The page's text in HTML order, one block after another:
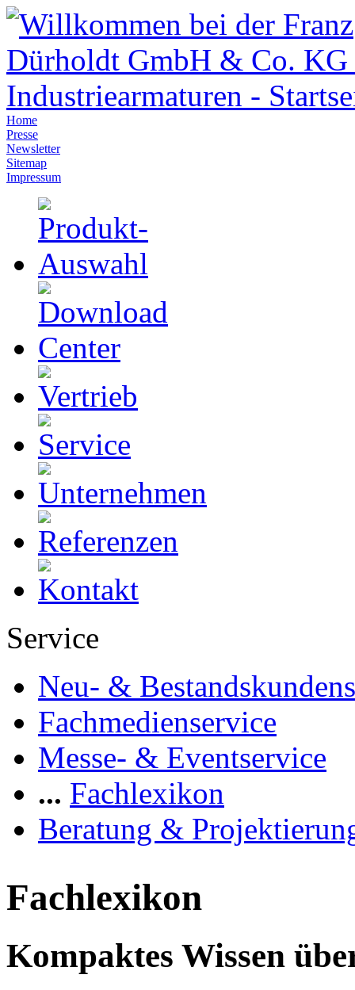
Home
Presse
Newsletter
Sitemap
Impressum
Service
Neu- &
Fachmedienservice
Messe- & Eventservice
... Fachlexikon
Beratung &
Fachlexikon
Kompaktes Wissen